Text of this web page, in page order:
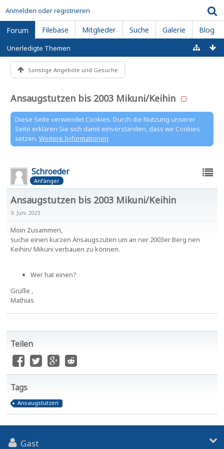
Anmelden oder registrieren
Forum Filebase Mitglieder Suche Galerie Blog
Unerledigte Themen
Sonstige Angebote und Gesuche
Ansaugstutzen bis 2003 Mikuni/Keihin
Diese Seite verwendet Cookies. Durch die Nutzung unserer
Seite erklären Sie sich damit einverstanden, dass wir Cookies
setzen. Weitere Informationen
Schroeder
Anfänger
Ansaugstutzen bis 2003 Mikuni/Keihin
9. Juni 2023
Moin Zusammen,
suche einen kurzen Ansaugszuten um an ner 2003er Berg nen
Keihin/ Mikuni verbauen zu können.
Wer hat einen?
Grüße ,
Mathias
Teilen
Tags
Ansaugstutzen
Gast